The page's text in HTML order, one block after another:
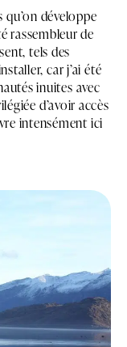
développe
rassembleur de
tels des
car j’ai été
inuites avec
d’avoir accès
intensément ici